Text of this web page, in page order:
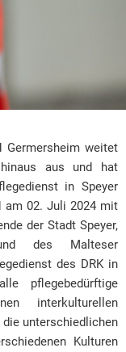
Germersheim weitet
aus und hat
in Speyer
am 02. Juli 2024 mit
der Stadt Speyer,
des Malteser
des DRK in
pflegebedürftige
interkulturellen
unterschiedlichen
Kulturen